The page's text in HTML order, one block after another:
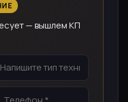
— вышлем КП